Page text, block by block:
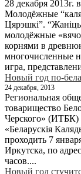
28 декабря 2013г.
Молодёжные
Цярэшкі”.
молодёжные
корнями в
многочисленные
игра,
Новый год по-
24 декабря, 2013
Региональная
товарищество
Черского» (ИТБК)
«Беларускія
проходить 7
Иркутска, по
часов....
Новый год